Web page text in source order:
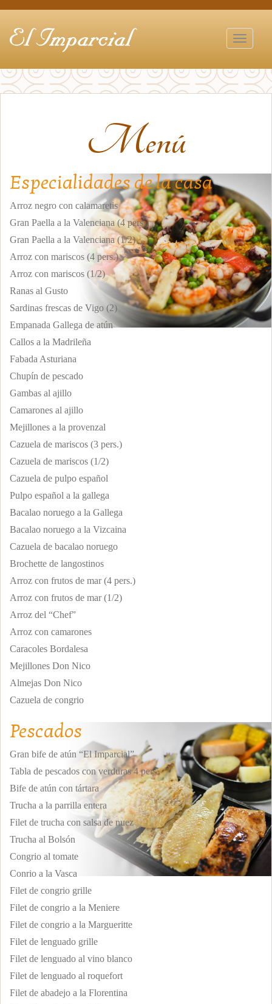
Menú
Especialidades de la casa
Arroz negro con calamaretis
Gran Paella a la Valenciana (4 pers.)
Gran Paella a la Valenciana (1/2)
Arroz con mariscos (4 pers.)
Arroz con mariscos (1/2)
Ranas al Gusto
Sardinas frescas de Vigo (2)
Empanada Gallega de atún
Callos a la Madrileña
Fabada Asturiana
Chupín de pescado
Gambas al ajillo
Camarones al ajillo
Mejillones a la provenzal
Cazuela de mariscos (3 pers.)
Cazuela de mariscos (1/2)
Cazuela de pulpo español
Pulpo español a la gallega
Bacalao noruego a la Gallega
Bacalao noruego a la Vizcaina
Cazuela de bacalao noruego
Brochette de langostinos
Arroz con frutos de mar (4 pers.)
Arroz con frutos de mar (1/2)
Arroz del “Chef”
Arroz con camarones
Caracoles Bordalesa
Mejillones Don Nico
Almejas Don Nico
Cazuela de congrio
Pescados
Gran bife de atún “El Imparcial”
Tabla de pescados con verduras 4 pers
Bife de atún con tártara
Trucha a la parrilla entera
Filet de trucha con salsa de nuez
Trucha al Bolsón
Congrio al tomate
Conrio a la Vasca
Filet de congrio grille
Filet de congrio a la Meniere
Filet de congrio a la Margueritte
Filet de lenguado grille
Filet de lenguado al vino blanco
Filet de lenguado al roquefort
Filet de abadejo a la Florentina